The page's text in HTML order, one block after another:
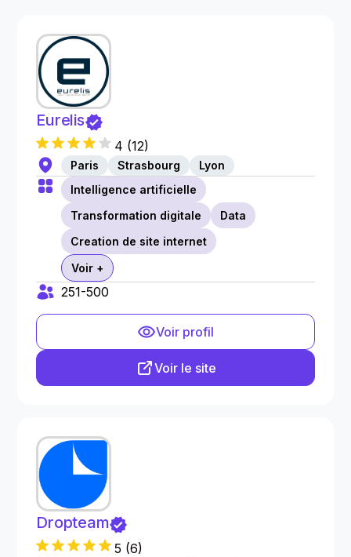
Eurelis
4 (12)
Paris Strasbourg
Lyon
Intelligence artificielle
Transformation digitale
Data
Creation de site internet
Voir +
251-500
Voir profil
Voir le site
Dropteam
5 (6)